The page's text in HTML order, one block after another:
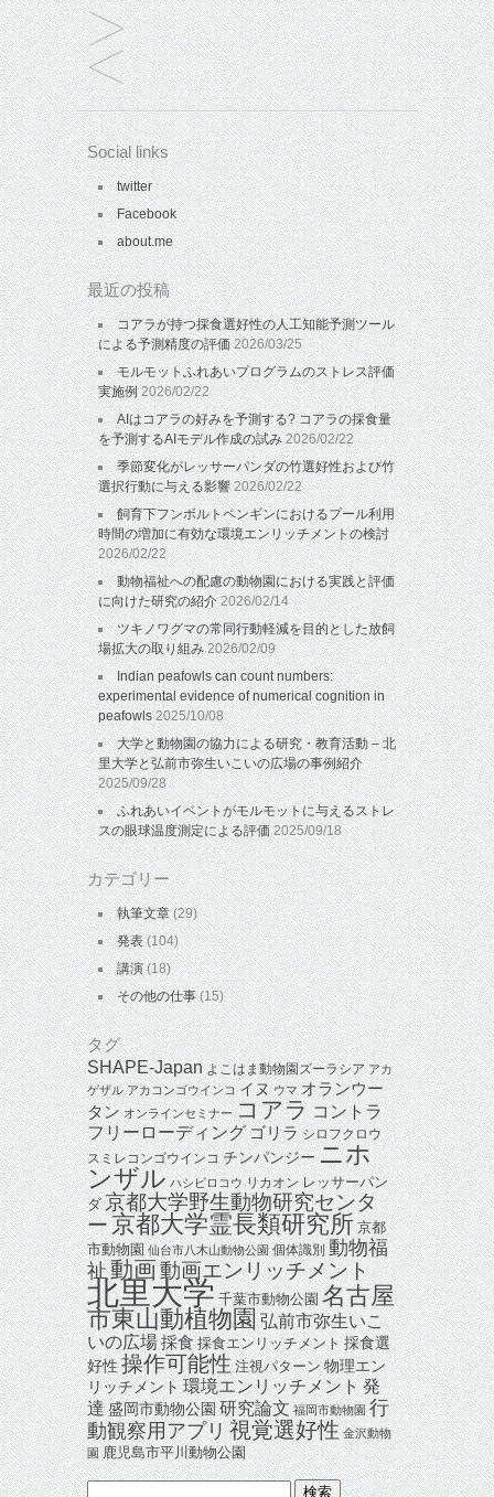
Social links
twitter
Facebook
about.me
最近の投稿
コアラが持つ採食選好性の人工知能予測ツール
による予測精度の評価 2026/03/25
モルモットふれあいプログラムのストレス評価
実施例 2026/02/22
AIはコアラの好みを予測する? コアラの採食量
を予測するAIモデル作成の試み 2026/02/22
季節変化がレッサーパンダの竹選好性および竹
選択行動に与える影響 2026/02/22
飼育下フンボルトペンギンにおけるプール利用
時間の増加に有効な環境エンリッチメントの検討
2026/02/22
動物福祉への配慮の動物園における実践と評価
に向けた研究の紹介 2026/02/14
ツキノワグマの常同行動軽減を目的とした放飼
場拡大の取り組み 2026/02/09
Indian peafowls can count numbers:
experimental evidence of numerical cognition in
peafowls 2025/10/08
大学と動物園の協力による研究・教育活動 – 北
里大学と弘前市弥生いこいの広場の事例紹介
2025/09/28
ふれあいイベントがモルモットに与えるストレ
スの眼球温度測定による評価 2025/09/18
カテゴリー
執筆文章(29)
発表(104)
講演(18)
その他の仕事(15)
タグ
SHAPE-Japan よこはま動物園ズーラシア アカ
ゲザル アカコンゴウインコ イヌ ウマ オランウー
タン オンラインセミナー コアラコントラ
フリーローディングゴリラ シロフクロウ
スミレコンゴウインコ チンパンジー ニホ
ンザル ハシビロコウ リカオン レッサーパン
ダ 京都大学野生動物研究センタ
ー 京都大学霊長類研究所 京都
市動物園 仙台市八木山動物公園 個体識別 動物福
祉 動画動画エンリッチメント
北里大学 千葉市動物公園 名古屋
市東山動植物園弘前市弥生いこ
いの広場採食 採食エンリッチメント 採食選
好性 操作可能性 注視パターン 物理エン
リッチメント 環境エンリッチメント発
達盛岡市動物公園研究論文 福岡市動物園 行
動観察用アプリ視覚選好性 金沢動物
園 鹿児島市平川動物公園
検